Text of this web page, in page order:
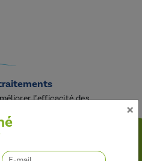
l’efficacité des
insecticides et des régulateurs de
impact sur l’environnement.
×